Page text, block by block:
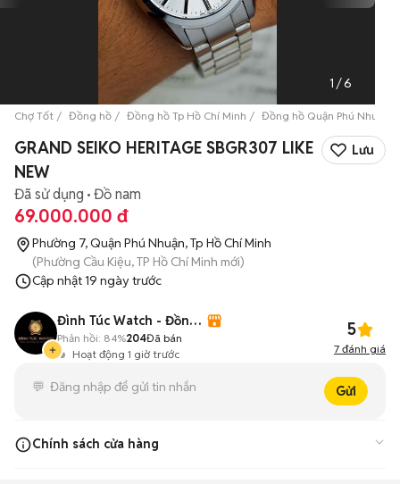
1 /6
Chợ Tốt Đồng hồ Đồng hồ Tp Hồ Chí Minh Đồng hồ Quận Phú Nhuận
GRAND SEIKO HERITAGE SBGR307 LIKE
NEW
Lưu
Đã sử dụng Đồ nam
69.000.000 đ
Phường 7, Quận Phú Nhuận, Tp Hồ Chí Minh
(Phường Cầu Kiệu, TP Hồ Chí Minh mới)
Cập nhật19 ngày trước
Đình Túc Watch - Đồng Hồ Chính Hãng
Hoạt động 1 giờ trước
Phản hồi: 84%204Đã bán 5
7 đánh giá
Gửi
Chính sách cửa hàng